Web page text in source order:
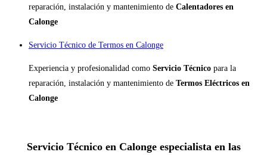
reparación, instalación y mantenimiento de Calentadores en
Calonge
Servicio Técnico de Termos en Calonge
Experiencia y profesionalidad como Servicio Técnico para la
reparación, instalación y mantenimiento de Termos Eléctricos en
Calonge
Servicio Técnico en Calonge especialista en las